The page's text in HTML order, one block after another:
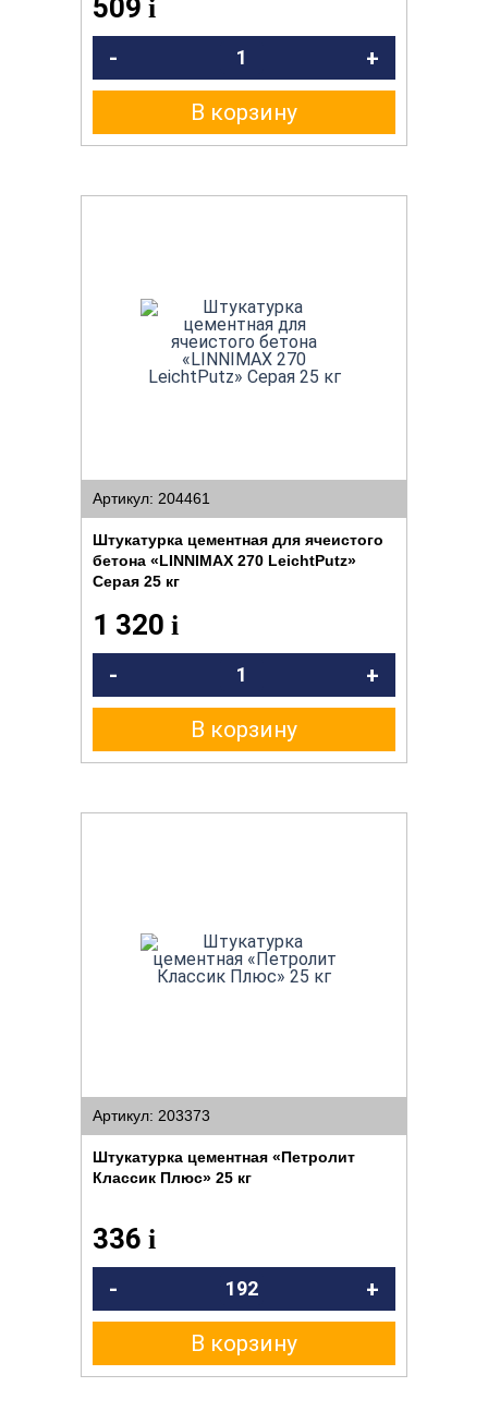
509 i
- +
В корзину
Артикул: 204461
Штукатурка цементная для ячеистого
бетона «LINNIMAX 270 LeichtPutz»
Серая 25 кг
1 320 i
- +
В корзину
Артикул: 203373
Штукатурка цементная «Петролит
Классик Плюс» 25 кг
336 i
- +
В корзину